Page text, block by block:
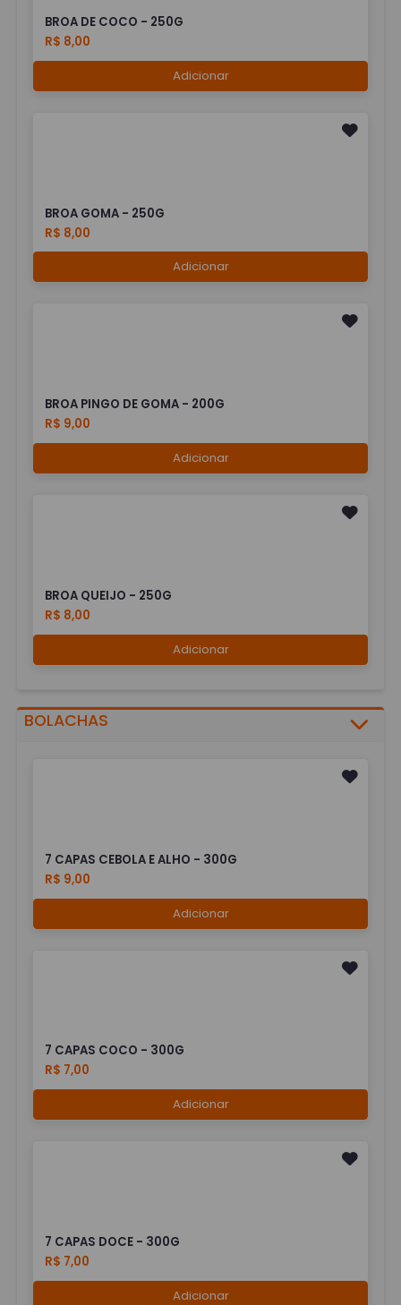
BROA DE COCO - 250G
R$ 8,00
Adicionar
BROA GOMA - 250G
R$ 8,00
Adicionar
BROA PINGO DE GOMA - 200G
R$ 9,00
Adicionar
BROA QUEIJO - 250G
R$ 8,00
Adicionar
BOLACHAS
7 CAPAS CEBOLA E ALHO - 300G
R$ 9,00
Adicionar
7 CAPAS COCO - 300G
R$ 7,00
Adicionar
7 CAPAS DOCE - 300G
R$ 7,00
Adicionar